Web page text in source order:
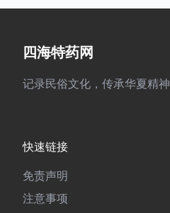
四海特药网
记录民俗文化，传承华夏精神
快速链接
免责声明
注意事项